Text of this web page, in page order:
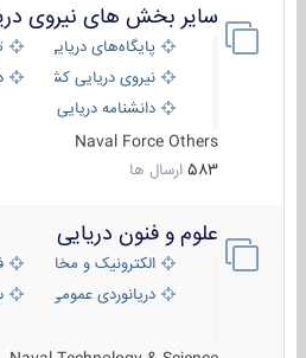
سایر بخش های نیروی
پایگاه‌های دریایی
نیروی دریایی کشورهای
دانشنامه دریایی کپی
Naval Force Others
583 ارسال ها
علوم و فنون دریایی
الکترونیک و مخابرات
دریانوردی عمومی